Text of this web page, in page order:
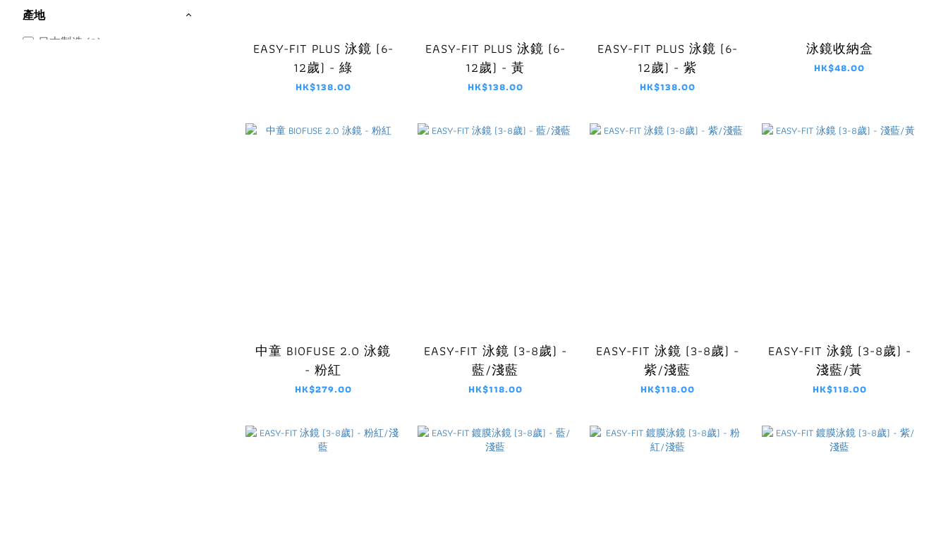
產地
日本製造 (2)
EASY-FIT PLUS 泳鏡 (6-
12歲) - 綠
HK$138.00
EASY-FIT PLUS 泳鏡 (6-
12歲) - 黃
HK$138.00
EASY-FIT PLUS 泳鏡 (6-
12歲) - 紫
HK$138.00
泳鏡收納盒
HK$48.00
中童 BIOFUSE 2.0 泳鏡
- 粉紅
HK$279.00
EASY-FIT 泳鏡 (3-8歲) -
藍/淺藍
HK$118.00
EASY-FIT 泳鏡 (3-8歲) -
紫/淺藍
HK$118.00
EASY-FIT 泳鏡 (3-8歲) -
淺藍/黃
HK$118.00